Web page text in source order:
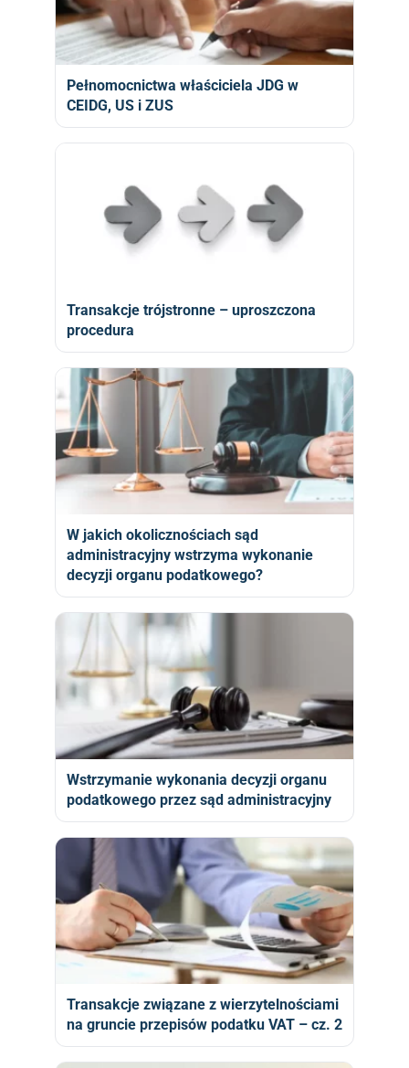
Pełnomocnictwa właściciela JDG w
CEIDG, US i ZUS
Transakcje trójstronne – uproszczona
procedura
W jakich okolicznościach sąd
administracyjny wstrzyma wykonanie
decyzji organu podatkowego?
Wstrzymanie wykonania decyzji organu
podatkowego przez sąd administracyjny
Transakcje związane z wierzytelnościami
na gruncie przepisów podatku VAT – cz. 2